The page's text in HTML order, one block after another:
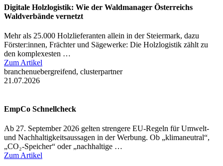
Digitale Holzlogistik: Wie der Waldmanager Österreichs
Waldverbände vernetzt
Mehr als 25.000 Holzlieferanten allein in der Steiermark, dazu
Förster:innen, Frächter und Sägewerke: Die Holzlogistik zählt zu
den komplexesten …
Zum Artikel
branchenuebergreifend, clusterpartner
21.07.2026
EmpCo Schnellcheck
Ab 27. September 2026 gelten strengere EU-Regeln für Umwelt-
und Nachhaltigkeitsaussagen in der Werbung. Ob „klimaneutral“,
„CO₂-Speicher“ oder „nachhaltige …
Zum Artikel